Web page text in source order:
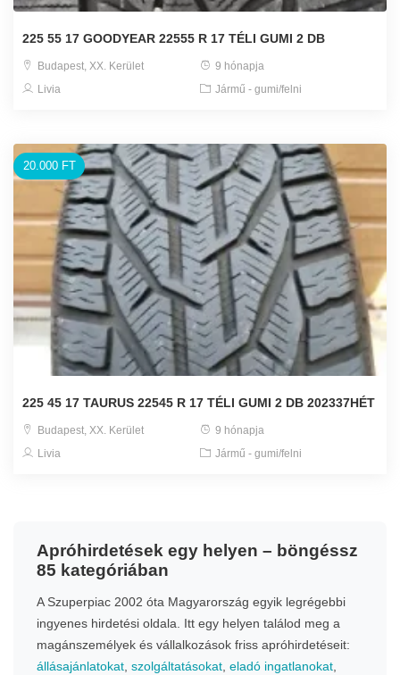
225 55 17 GOODYEAR 22555 R 17 TÉLI GUMI 2 DB
Budapest, XX. Kerület
9 hónapja
Livia
Jármű - gumi/felni
20.000 FT
225 45 17 TAURUS 22545 R 17 TÉLI GUMI 2 DB 202337HÉT
Budapest, XX. Kerület
9 hónapja
Livia
Jármű - gumi/felni
Apróhirdetések egy helyen – böngéssz
85 kategóriában
A Szuperpiac 2002 óta Magyarország egyik legrégebbi
ingyenes hirdetési oldala. Itt egy helyen találod meg a
magánszemélyek és vállalkozások friss apróhirdetéseit:
állásajánlatokat szolgáltatásokat eladó ingatlanokat